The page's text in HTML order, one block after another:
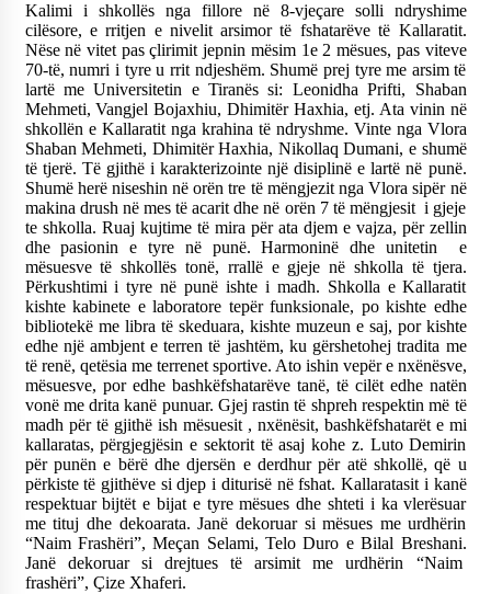
Kalimi i shkollës nga fillore në 8-vjeçare solli ndryshime
cilësore, e rritjen e nivelit arsimor të fshatarëve të Kallaratit.
Nëse në vitet pas çlirimit jepnin mësim 1e 2 mësues, pas viteve
70-të, numri i tyre u rrit ndjeshëm. Shumë prej tyre me arsim të
lartë me Universitetin e Tiranës si: Leonidha Prifti, Shaban
Mehmeti, Vangjel Bojaxhiu, Dhimitër Haxhia, etj. Ata vinin në
shkollën e Kallaratit nga krahina të ndryshme. Vinte nga Vlora
Shaban Mehmeti, Dhimitër Haxhia, Nikollaq Dumani, e shumë
të tjerë. Të gjithë i karakterizointe një disiplinë e lartë në punë.
Shumë herë niseshin në orën tre të mëngjezit nga Vlora sipër në
makina drush në mes të acarit dhe në orën 7 të mëngjesit i gjeje
te shkolla. Ruaj kujtime të mira për ata djem e vajza, për zellin
dhe pasionin e tyre në punë. Harmoninë dhe unitetin e
mësuesve të shkollës tonë, rrallë e gjeje në shkolla të tjera.
Përkushtimi i tyre në punë ishte i madh. Shkolla e Kallaratit
kishte kabinete e laboratore tepër funksionale, po kishte edhe
bibliotekë me libra të skeduara, kishte muzeun e saj, por kishte
edhe një ambjent e terren të jashtëm, ku gërshetohej tradita me
të renë, qetësia me terrenet sportive. Ato ishin vepër e nxënësve,
mësuesve, por edhe bashkëfshatarëve tanë, të cilët edhe natën
vonë me drita kanë punuar. Gjej rastin të shpreh respektin më të
madh për të gjithë ish mësuesit , nxënësit, bashkëfshatarët e mi
kallaratas, përgjegjësin e sektorit të asaj kohe z. Luto Demirin
për punën e bërë dhe djersën e derdhur për atë shkollë, që u
përkiste të gjithëve si djep i diturisë në fshat. Kallaratasit i kanë
respektuar bijtët e bijat e tyre mësues dhe shteti i ka vlerësuar
me tituj dhe dekoarata. Janë dekoruar si mësues me urdhërin
“Naim Frashëri”, Meçan Selami, Telo Duro e Bilal Breshani.
Janë dekoruar si drejtues të arsimit me urdhërin “Naim
frashëri”, Çize Xhaferi.